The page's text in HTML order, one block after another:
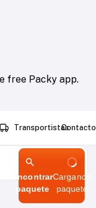
free Packy app.
TransportistasContacto
Encontrar
paquete
Cargando
paquete